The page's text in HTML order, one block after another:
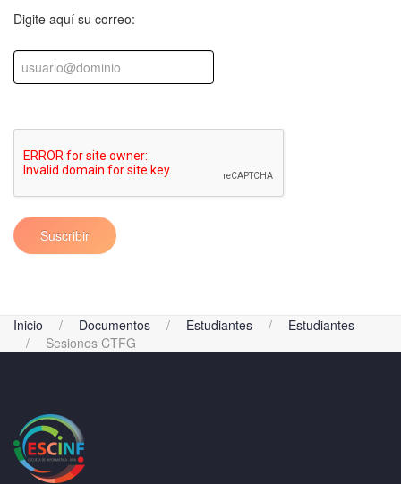
Digite aquí su correo:
Suscribir
Inicio Documentos Estudiantes
Estudiantes
Sesiones CTFG